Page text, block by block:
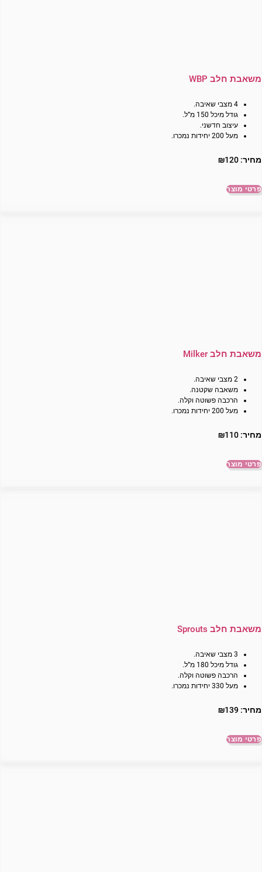
משאבת חלב WBP
4 מצבי שאיבה.
גודל מיכל 150 מ”ל.
עיצוב חדשני.
מעל 200 יחידות נמכרו.
מחיר: ₪120
פרטי מוצר
משאבת חלב Milker
2 מצבי שאיבה.
משאבה שקטנה.
הרכבה פשוטה וקלה.
מעל 200 יחידות נמכרו.
מחיר: ₪110
פרטי מוצר
משאבת חלב Sprouts
3 מצבי שאיבה.
גודל מיכל 180 מ”ל.
הרכבה פשוטה וקלה.
מעל 330 יחידות נמכרו.
מחיר: ₪139
פרטי מוצר